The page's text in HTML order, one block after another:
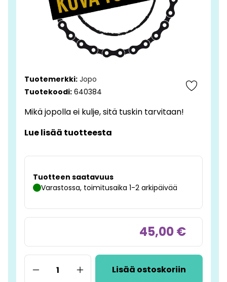
Tuotemerkki: Jopo
Tuotekoodi: 640384
Mikä jopolla ei kulje, sitä tuskin tarvitaan!
Lue lisää tuotteesta
Tuotteen saatavuus
Varastossa, toimitusaika 1-2 arkipäivää
45,00 €
Lisää ostoskoriin